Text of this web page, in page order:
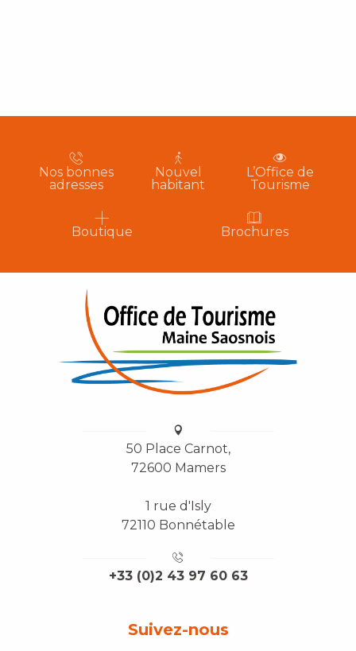
Nos bonnes
adresses
Nouvel
habitant
L’Office de
Tourisme
Boutique Brochures
50 Place Carnot,
72600 Mamers
1 rue d'Isly
72110 Bonnétable
+33 (0)2 43 97 60 63
Suivez-nous